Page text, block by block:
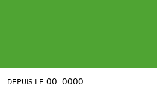
DEPUIS LE 00 0000